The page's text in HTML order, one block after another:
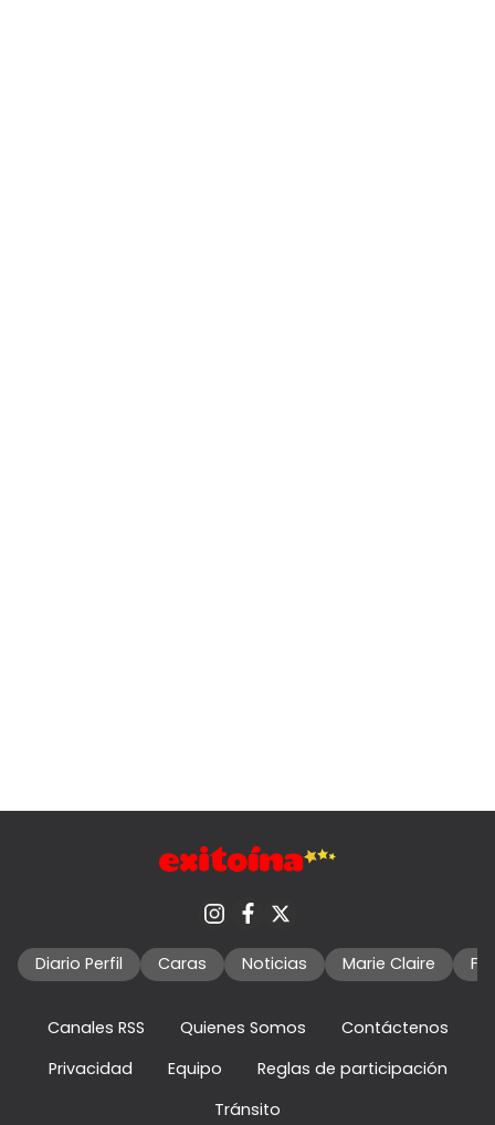
Diario Perfil Caras Noticias Marie Claire
Canales RSS Quienes Somos
Contáctenos
Privacidad
Equipo
Reglas de participación
Tránsito